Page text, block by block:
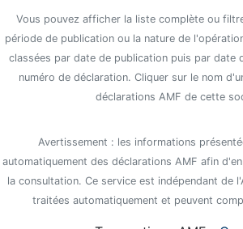
Vous pouvez afficher la liste complète ou
période de publication ou la nature de
classées par date de publication puis par date
numéro de déclaration. Cliquer sur le nom
déclarations AMF de cette
Avertissement : les informations
automatiquement des déclarations AMF afin
la consultation. Ce service est indépendant de
traitées automatiquement et peuvent